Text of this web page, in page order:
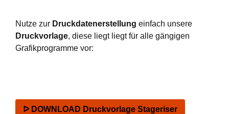
Nutze zur Druckdatenerstellung einfach unsere
Druckvorlage, diese liegt liegt für alle gängigen
Grafikprogramme vor:
ᐅ DOWNLOAD Druckvorlage Stageriser